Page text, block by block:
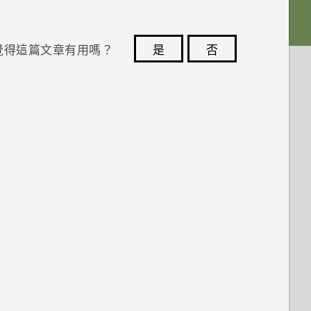
得這篇文章有用嗎？ 是
否